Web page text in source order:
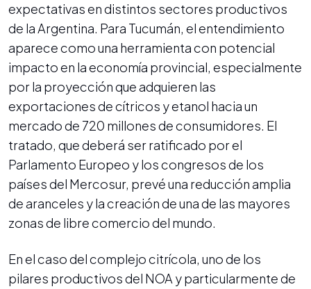
expectativas en distintos sectores productivos
de la Argentina. Para Tucumán, el entendimiento
aparece como una herramienta con potencial
impacto en la economía provincial, especialmente
por la proyección que adquieren las
exportaciones de cítricos y etanol hacia un
mercado de 720 millones de consumidores. El
tratado, que deberá ser ratificado por el
Parlamento Europeo y los congresos de los
países del Mercosur, prevé una reducción amplia
de aranceles y la creación de una de las mayores
zonas de libre comercio del mundo.
En el caso del complejo citrícola, uno de los
pilares productivos del NOA y particularmente de